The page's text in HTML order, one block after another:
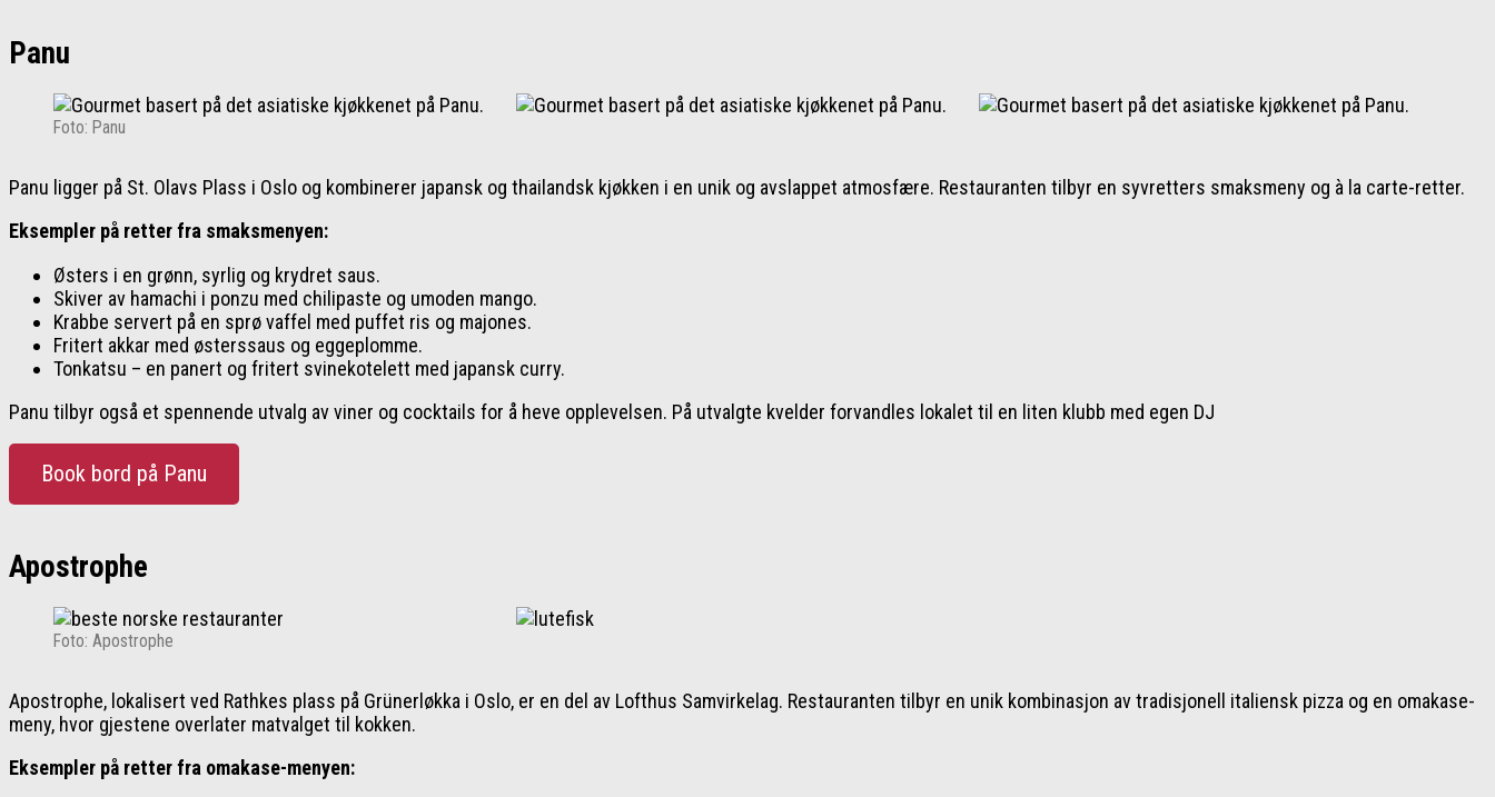
Panu
Foto: Panu
Panu ligger på St. Olavs Plass i Oslo og kombinerer japansk og thailandsk kjøkken i en unik og avslappet atmosfære. Restauranten tilbyr en syvretters smaksmeny og à la carte-retter.
Eksempler på retter fra smaksmenyen:
Østers i en grønn, syrlig og krydret saus.
Skiver av hamachi i ponzu med chilipaste og umoden mango.
Krabbe servert på en sprø vaffel med puffet ris og majones.
Fritert akkar med østerssaus og eggeplomme.
Tonkatsu – en panert og fritert svinekotelett med japansk curry.
Panu tilbyr også et spennende utvalg av viner og cocktails for å heve opplevelsen. På utvalgte kvelder forvandles lokalet til en liten klubb med egen DJ
Book bord på Panu
Apostrophe
Foto: Apostrophe
Apostrophe, lokalisert ved Rathkes plass på Grünerløkka i Oslo, er en del av Lofthus Samvirkelag. Restauranten tilbyr en unik kombinasjon av tradisjonell italiensk pizza og en omakase-
meny, hvor gjestene overlater matvalget til kokken.
Eksempler på retter fra omakase-menyen: